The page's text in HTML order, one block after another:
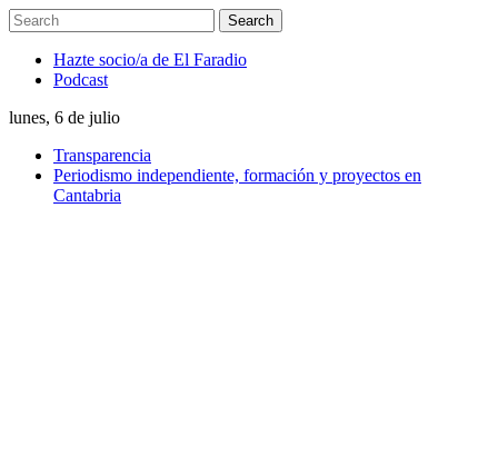
Hazte socio/a de El Faradio
Podcast
lunes, 6 de julio
Transparencia
Periodismo independiente, formación y proyectos en
Cantabria